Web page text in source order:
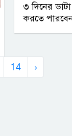
৩ দিনের
করতে
14 ›